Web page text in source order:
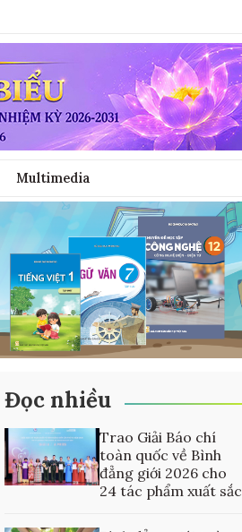
Multimedia
Đọc nhiều
Trao Giải Báo chí
toàn quốc về Bình
đẳng giới 2026 cho
24 tác phẩm xuất sắc